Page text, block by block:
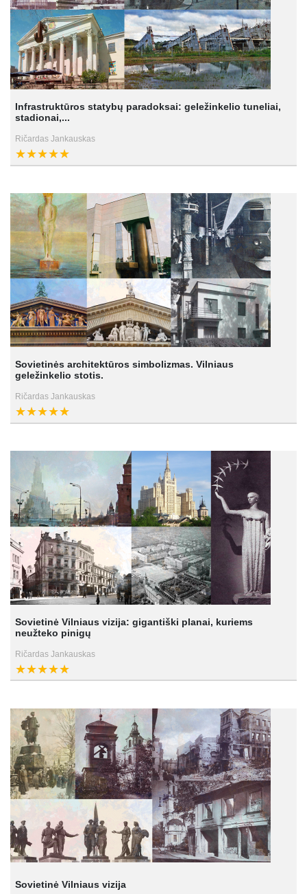
Infrastruktūros statybų paradoksai: geležinkelio tuneliai,
stadionai,...
Ričardas Jankauskas
Sovietinės architektūros simbolizmas. Vilniaus
geležinkelio stotis.
Ričardas Jankauskas
Sovietinė Vilniaus vizija: gigantiški planai, kuriems
neužteko pinigų
Ričardas Jankauskas
Sovietinė Vilniaus vizija